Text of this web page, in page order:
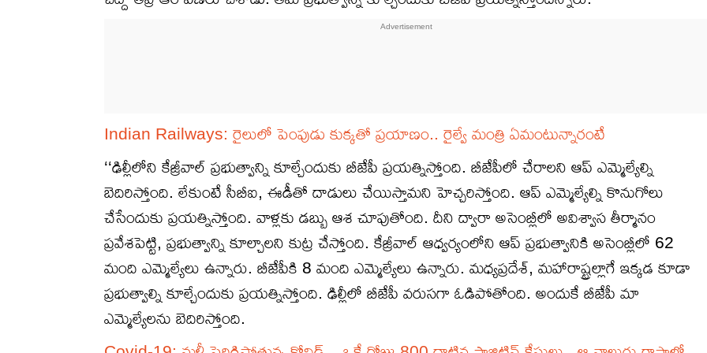
Indian Railways: రైలులో పెంపుడు కుక్కతో ప్రయాణం.. రైల్వే మంత్రి ఏమంటున్నారంటే
‘‘ఢిల్లీలోని కేజ్రీవాల్ ప్రభుత్వాన్ని కూల్చేందుకు బీజేపీ ప్రయత్నిస్తోంది. బీజేపీలో చేరాలని ఆప్ ఎమ్మెల్యేల్ని
బెదిరిస్తోంది. లేకుంటే సీబీఐ, ఈడీతో దాడులు చేయిస్తామని హెచ్చరిస్తోంది. ఆప్ ఎమ్మెల్యేల్ని కొనుగోలు
చేసేందుకు ప్రయత్నిస్తోంది. వాళ్లకు డబ్బు ఆశ చూపుతోంది. దీని ద్వారా అసెంబ్లీలో అవిశ్వాస తీర్మానం
ప్రవేశపెట్టి, ప్రభుత్వాన్ని కూల్చాలని కుట్ర చేస్తోంది. కేజ్రీవాల్ ఆధ్వర్యంలోని ఆప్ ప్రభుత్వానికి అసెంబ్లీలో 62
మంది ఎమ్మెల్యేలు ఉన్నారు. బీజేపీకి 8 మంది ఎమ్మెల్యేలు ఉన్నారు. మధ్యప్రదేశ్, మహారాష్ట్రల్లాగే ఇక్కడ కూడా
ప్రభుత్వాల్ని కూల్చేందుకు ప్రయత్నిస్తోంది. ఢిల్లీలో బీజేపీ వరుసగా ఓడిపోతోంది. అందుకే బీజేపీ మా
ఎమ్మెల్యేలను బెదిరిస్తోంది.